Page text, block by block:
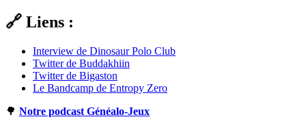
🔗 Liens :
Interview de Dinosaur Polo Club
Twitter de Buddakhiin
Twitter de Bigaston
Le Bandcamp de Entropy Zero
🌳 Notre podcast Généalo-Jeux